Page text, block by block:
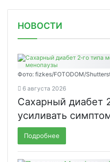
НОВОСТИ
Фото: fizkes/FOTODOM/
6 августа 2026
Сахарный диабет
усиливать
Подробнее